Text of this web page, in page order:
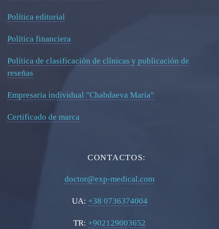
Política editorial
Política financiera
Política de clasificación de clínicas y publicación de
reseñas
Empresaria individual "Chabdaeva Maria"
Certificado de marca
CONTACTOS:
doctor@exp-medical.com
UA: +38 0736374004
TR: +902129003652